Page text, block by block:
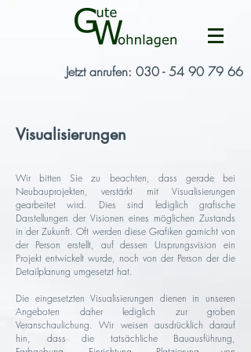
Jetzt anrufen: 030 - 54 90 79 66
Visualisierungen
Wir bitten Sie zu beachten, dass gerade bei
Neubauprojekten, verstärkt mit Visualisierungen
gearbeitet wird. Dies sind lediglich grafische
Darstellungen der Visionen eines möglichen Zustands
in der Zukunft. Oft werden diese Grafiken garnicht von
der Person erstellt, auf dessen Ursprungsvision ein
Projekt entwickelt wurde, noch von der Person der die
Detailplanung umgesetzt hat.
Die eingesetzten Visualisierungen dienen in unseren
Angeboten daher lediglich zur groben
Veranschaulichung. Wir weisen ausdrücklich darauf
hin, dass die tatsächliche Bauausführung,